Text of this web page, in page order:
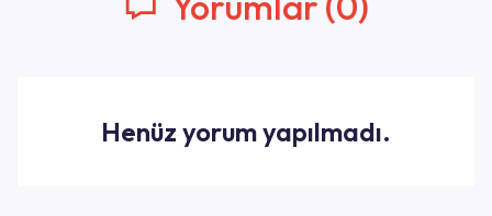
Henüz yorum yapılmadı.